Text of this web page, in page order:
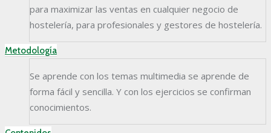
para maximizar las ventas en cualquier negocio de
hostelería, para profesionales y gestores de hostelería.
Metodología
Se aprende con los temas multimedia se aprende de
forma fácil y sencilla. Y con los ejercicios se confirman
conocimientos.